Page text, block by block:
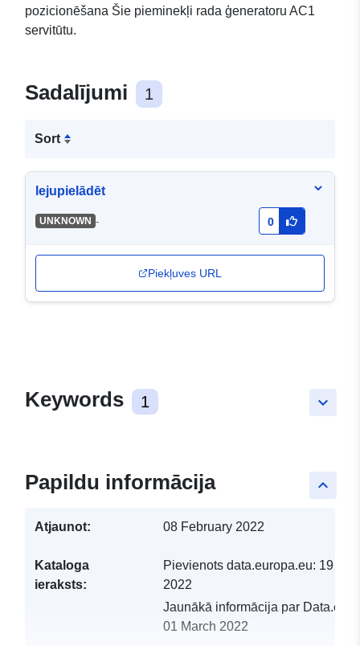
pozicionēšana Šie pieminekļi rada ģeneratoru AC1
servitūtu.
Sadalījumi 1
Sort
lejupielādēt
UNKNOWN - 0
Piekļuves URL
keyboard_arrow_down
Keywords 1
keyboard_arrow_up
Papildu informācija
Atjaunot: 08 February 2022
Kataloga
ieraksts:
Pievienots data.europa.eu: 19
2022
Jaunākā informācija par
01 March 2022